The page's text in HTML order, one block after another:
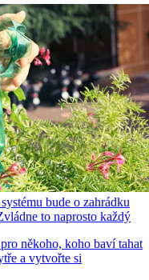
bude o zahrádku
to naprosto každý
někoho, koho baví tahat
a vytvořte si